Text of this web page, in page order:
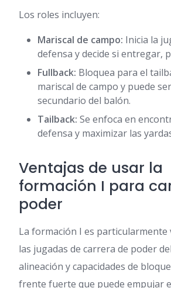
Los roles incluyen:
Mariscal de campo: Inicia la
defensa y decide si entregar,
Fullback: Bloquea para el
mariscal de campo y puede
secundario del balón.
Tailback: Se enfoca en
defensa y maximizar las
Ventajas de usar la
formación I para
poder
La formación I es particularmente
las jugadas de carrera de poder
alineación y capacidades de
frente fuerte que puede empujar